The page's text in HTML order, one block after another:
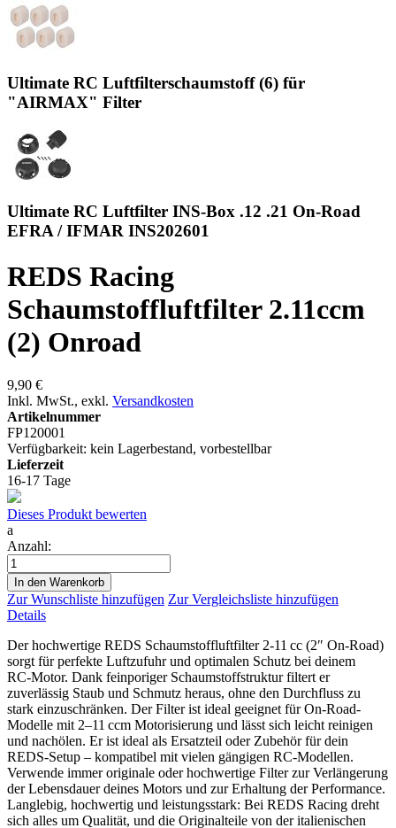
Ultimate RC Luftfilterschaumstoff (6) für
"AIRMAX" Filter
Ultimate RC Luftfilter INS-Box .12 .21 On-Road
EFRA / IFMAR INS202601
REDS Racing
Schaumstoffluftfilter 2.11ccm
(2) Onroad
9,90 €
Inkl. MwSt., exkl. Versandkosten
Artikelnummer
FP120001
Verfügbarkeit: kein Lagerbestand, vorbestellbar
Lieferzeit
16-17 Tage
Dieses Produkt bewerten
a
Anzahl:
In den Warenkorb
Zur Wunschliste hinzufügen Zur Vergleichsliste hinzufügen
Details
Der hochwertige REDS Schaumstoffluftfilter 2‑11 cc (2″ On‑Road)
sorgt für perfekte Luftzufuhr und optimalen Schutz bei deinem
RC‑Motor. Dank feinporiger Schaumstoffstruktur filtert er
zuverlässig Staub und Schmutz heraus, ohne den Durchfluss zu
stark einzuschränken. Der Filter ist ideal geeignet für On‑Road-
Modelle mit 2–11 ccm Motorisierung und lässt sich leicht reinigen
und nachölen. Er ist ideal als Ersatzteil oder Zubehör für dein
REDS‑Setup – kompatibel mit vielen gängigen RC‑Modellen.
Verwende immer originale oder hochwertige Filter zur Verlängerung
der Lebensdauer deines Motors und zur Erhaltung der Performance.
Langlebig, hochwertig und leistungsstark: Bei REDS Racing dreht
sich alles um Qualität, und die Originalteile von der italienischen